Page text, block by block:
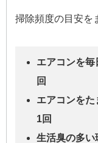
掃除頻度の目安を
エアコンを
回
エアコンを
1回
生活臭の多